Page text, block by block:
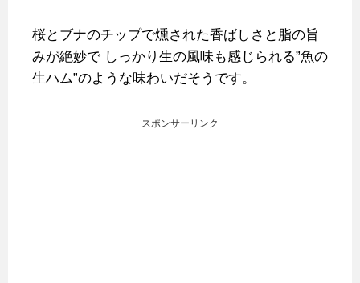
桜とブナのチップで燻された香ばしさと脂の旨
みが絶妙でしっかり生の風味も感じられる”魚の
生ハム”のような味わいだそうです。
スポンサーリンク